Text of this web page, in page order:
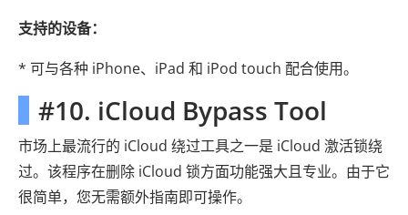
支持的设备：
* 可与各种 iPhone、iPad 和 iPod touch 配合使用。
#10. iCloud Bypass Tool
市场上最流行的 iCloud 绕过工具之一是 iCloud 激活锁绕
过。该程序在删除 iCloud 锁方面功能强大且专业。由于它
很简单，您无需额外指南即可操作。